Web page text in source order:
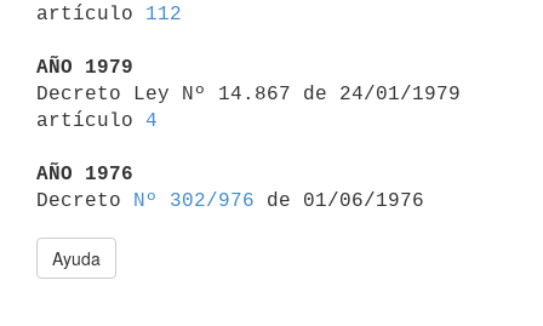
artículo 112
AÑO 1979
Decreto Ley Nº 14.867 de 24/01/1979
artículo 4
AÑO 1976
Decreto
Nº 302/976
Ayuda